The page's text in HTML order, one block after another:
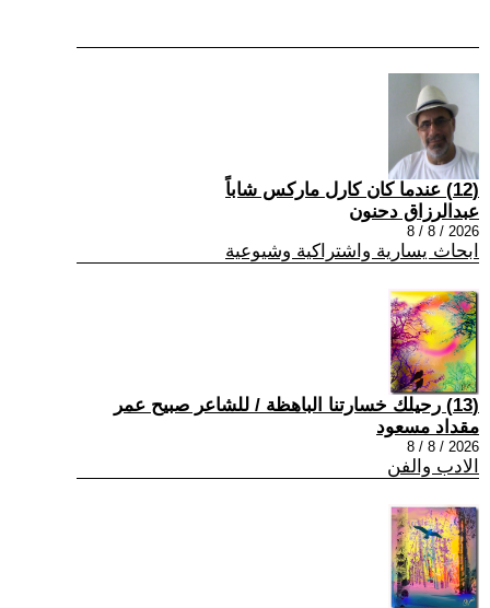
(12) عندما كان كارل ماركس شاباً
عبدالرزاق دحنون
2026 / 8 / 8
ابحاث يسارية واشتراكية وشيوعية
(13) رحيلك خسارتنا الباهظة / للشاعر صبيح عمر
مقداد مسعود
2026 / 8 / 8
الادب والفن